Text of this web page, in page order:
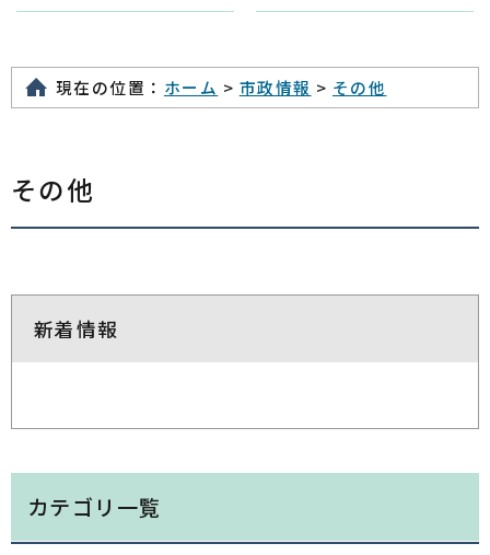
現在の位置： ホーム > 市政情報 > その他
その他
新着情報
カテゴリ一覧